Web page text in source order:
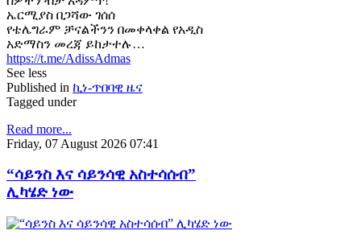
ኤርሚያስ በጋሻው ገሰሰ
የቴሌግራም ቻናልችንን በመቀላቀል የአዲስ
አድማስን መረጃ ይከታተሉ…
https://t.me/AdissAdmas
See less
Published in ኪነ-ጥበባዊ ዜና
Tagged under
Read more...
Friday, 07 August 2026 07:41
“ሳይንስ እና ሳይንሳዊ አስተሳሰብ”
ሊካሄድ ነው